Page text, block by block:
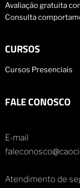
Avaliação gratuita
Consulta
CURSOS
Cursos Presenciais
FALE CONOSCO
E-mail
Atendimento de